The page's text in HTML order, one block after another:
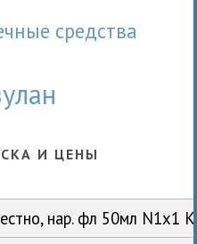
средства
И ЦЕНЫ
нар. фл 50мл